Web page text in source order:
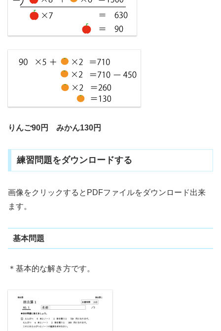
りんご90円 みかん130円
練習問題をダウンロードする
画像をクリックするとPDFファイルをダウンロード出来
ます。
基本問題
＊基本的な解き方です。